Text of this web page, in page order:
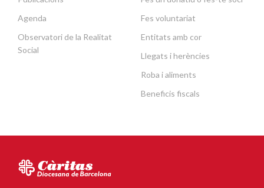
Agenda
Observatori de la Realitat
Social
Fes voluntariat
Entitats amb cor
Llegats i herències
Roba i aliments
Beneficis fiscals